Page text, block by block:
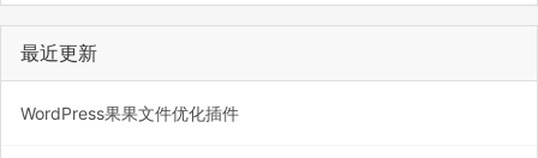
最近更新
WordPress果果文件优化插件